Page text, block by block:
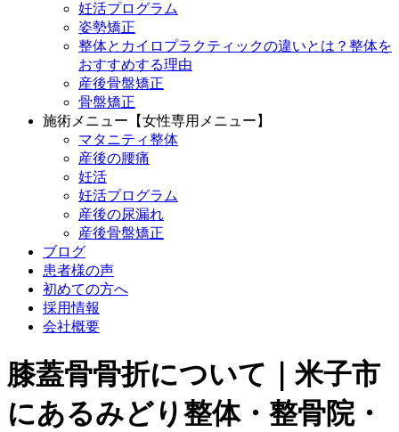
妊活プログラム
姿勢矯正
整体とカイロプラクティックの違いとは？整体を
おすすめする理由
産後骨盤矯正
骨盤矯正
施術メニュー【女性専用メニュー】
マタニティ整体
産後の腰痛
妊活
妊活プログラム
産後の尿漏れ
産後骨盤矯正
ブログ
患者様の声
初めての方へ
採用情報
会社概要
膝蓋骨骨折について｜米子市
にあるみどり整体・整骨院・